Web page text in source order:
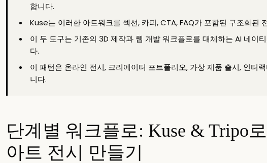
합니다.
Kuse는 이러한 아트워크를 섹션, 카피, CTA, FAQ가 포함된 구조화된
이 두 도구는 기존의 3D 제작과 웹 개발 워크플로를 대체하는 AI 네이
다.
이 패턴은 온라인 전시, 크리에이터 포트폴리오, 가상 제품 출시, 인터
니다.
단계별 워크플로: Kuse & Tripo
아트 전시 만들기